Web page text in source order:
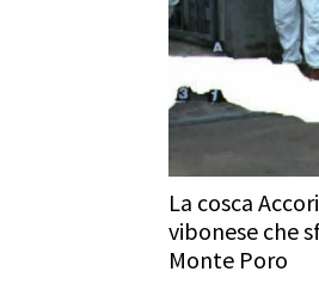
La cosca
vibonese che
Monte Poro